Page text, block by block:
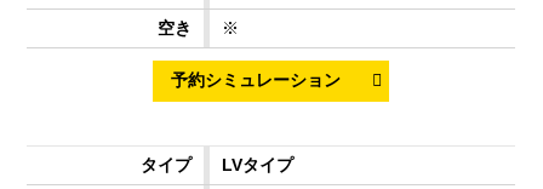
※
LVタイプ